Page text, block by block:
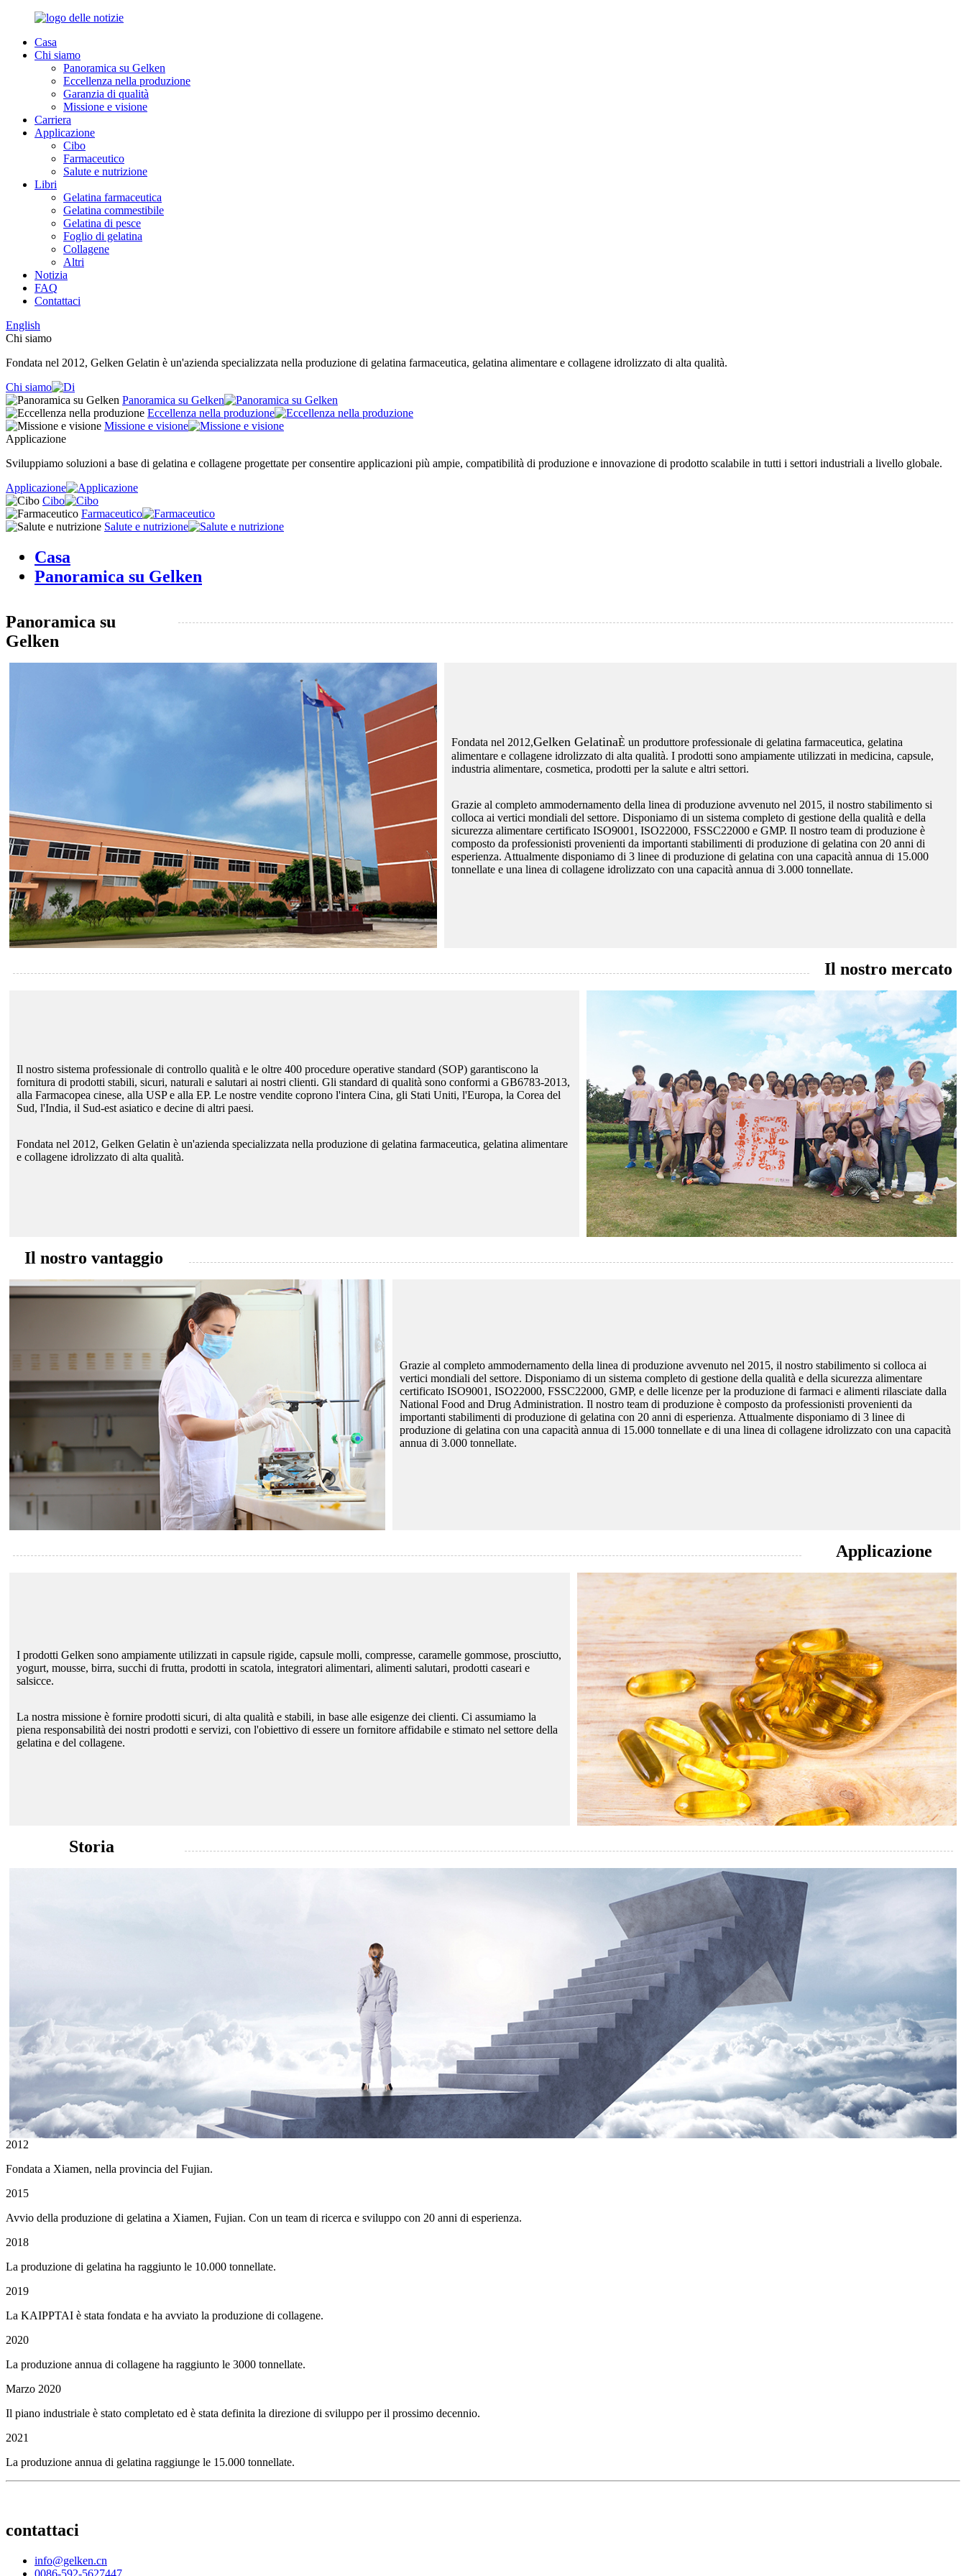
Casa
Chi siamo
Panoramica su Gelken
Eccellenza nella produzione
Garanzia di qualità
Missione e visione
Carriera
Applicazione
Cibo
Farmaceutico
Salute e nutrizione
Libri
Gelatina farmaceutica
Gelatina commestibile
Gelatina di pesce
Foglio di gelatina
Collagene
Altri
Notizia
FAQ
Contattaci
English
Chi siamo
Fondata nel 2012, Gelken Gelatin è un'azienda specializzata nella produzione di gelatina farmaceutica, gelatina alimentare e collagene idrolizzato di alta qualità.
Chi siamo
Panoramica su Gelken
Eccellenza nella produzione
Missione e visione
Applicazione
Sviluppiamo soluzioni a base di gelatina e collagene progettate per consentire applicazioni più ampie, compatibilità di produzione e innovazione di prodotto scalabile in tutti i settori industriali a livello globale.
Applicazione
Cibo
Farmaceutico
Salute e nutrizione
Casa
Panoramica su Gelken
Panoramica su
Gelken
Fondata nel 2012,Gelken GelatinaÈ un produttore professionale di gelatina farmaceutica, gelatina
alimentare e collagene idrolizzato di alta qualità. I ​​prodotti sono ampiamente utilizzati in medicina, capsule,
industria alimentare, cosmetica, prodotti per la salute e altri settori.
Grazie al completo ammodernamento della linea di produzione avvenuto nel 2015, il nostro stabilimento si
colloca ai vertici mondiali del settore. Disponiamo di un sistema completo di gestione della qualità e della
sicurezza alimentare certificato ISO9001, ISO22000, FSSC22000 e GMP. Il nostro team di produzione è
composto da professionisti provenienti da importanti stabilimenti di produzione di gelatina con 20 anni di
esperienza. Attualmente disponiamo di 3 linee di produzione di gelatina con una capacità annua di 15.000
tonnellate e una linea di collagene idrolizzato con una capacità annua di 3.000 tonnellate.
Il nostro mercato
Il nostro sistema professionale di controllo qualità e le oltre 400 procedure operative standard (SOP) garantiscono la
fornitura di prodotti stabili, sicuri, naturali e salutari ai nostri clienti. Gli standard di qualità sono conformi a GB6783-2013,
alla Farmacopea cinese, alla USP e alla EP. Le nostre vendite coprono l'intera Cina, gli Stati Uniti, l'Europa, la Corea del
Sud, l'India, il Sud-est asiatico e decine di altri paesi.
Fondata nel 2012, Gelken Gelatin è un'azienda specializzata nella produzione di gelatina farmaceutica, gelatina alimentare
e collagene idrolizzato di alta qualità.
Il nostro vantaggio
Grazie al completo ammodernamento della linea di produzione avvenuto nel 2015, il nostro stabilimento si colloca ai
vertici mondiali del settore. Disponiamo di un sistema completo di gestione della qualità e della sicurezza alimentare
certificato ISO9001, ISO22000, FSSC22000, GMP, e delle licenze per la produzione di farmaci e alimenti rilasciate dalla
National Food and Drug Administration. Il nostro team di produzione è composto da professionisti provenienti da
importanti stabilimenti di produzione di gelatina con 20 anni di esperienza. Attualmente disponiamo di 3 linee di
produzione di gelatina con una capacità annua di 15.000 tonnellate e di una linea di collagene idrolizzato con una capacità
annua di 3.000 tonnellate.
Applicazione
I prodotti Gelken sono ampiamente utilizzati in capsule rigide, capsule molli, compresse, caramelle gommose, prosciutto,
yogurt, mousse, birra, succhi di frutta, prodotti in scatola, integratori alimentari, alimenti salutari, prodotti caseari e
salsicce.
La nostra missione è fornire prodotti sicuri, di alta qualità e stabili, in base alle esigenze dei clienti. Ci assumiamo la
piena responsabilità dei nostri prodotti e servizi, con l'obiettivo di essere un fornitore affidabile e stimato nel settore della
gelatina e del collagene.
Storia
2012
Fondata a Xiamen, nella provincia del Fujian.
2015
Avvio della produzione di gelatina a Xiamen, Fujian. Con un team di ricerca e sviluppo con 20 anni di esperienza.
2018
La produzione di gelatina ha raggiunto le 10.000 tonnellate.
2019
La KAIPPTAI è stata fondata e ha avviato la produzione di collagene.
2020
La produzione annua di collagene ha raggiunto le 3000 tonnellate.
Marzo 2020
Il piano industriale è stato completato ed è stata definita la direzione di sviluppo per il prossimo decennio.
2021
La produzione annua di gelatina raggiunge le 15.000 tonnellate.
contattaci
info@gelken.cn
0086-592-5627447